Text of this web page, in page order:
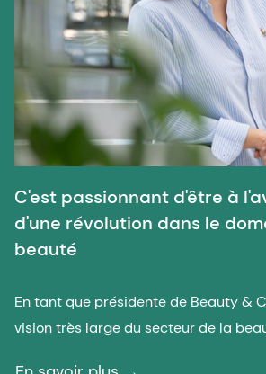
C'est passionnant d'être à
d'une révolution dans le
beauté
En tant que présidente de Beauty &
vision très large du secteur de la